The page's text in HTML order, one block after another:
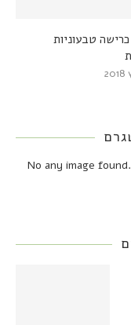
טבעוניות
No any image